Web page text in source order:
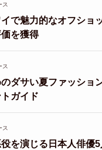
ス
で魅力的なオフショ
を獲得
ス
ダサい夏ファッショ
ガイド
ス
役を演じる日本人俳優